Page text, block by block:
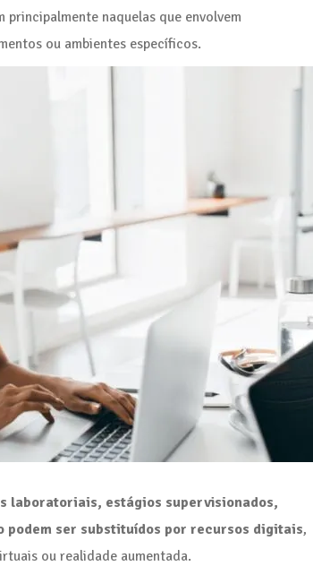
principalmente naquelas que envolvem
ou ambientes específicos.
laboratoriais, estágios supervisionados,
ser substituídos por recursos digitais,
ou realidade aumentada.